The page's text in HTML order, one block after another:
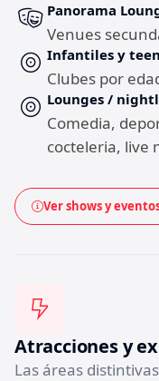
Panorama
Venues
Infantiles y
Clubes por
Lounges /
Comedia,
cocteleria, live
Ver shows y
Atracciones y
Las áreas